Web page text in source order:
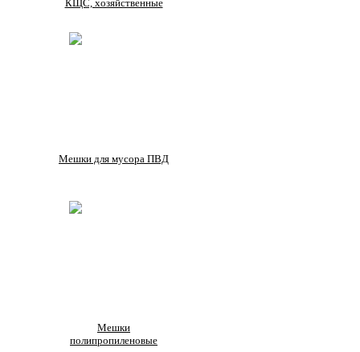
КЩС, хозяйственные
Мешки для мусора ПВД
Мешки
полипропиленовые